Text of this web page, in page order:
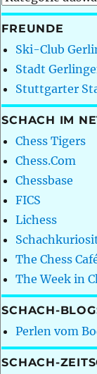
FREUNDE
Ski-Club
Stadt
Stuttgarter
SCHACH IM
Chess Tigers
Chess.Com
Chessbase
FICS
Lichess
The Chess
The Week in
SCHACH-
Perlen vom
SCHACH-